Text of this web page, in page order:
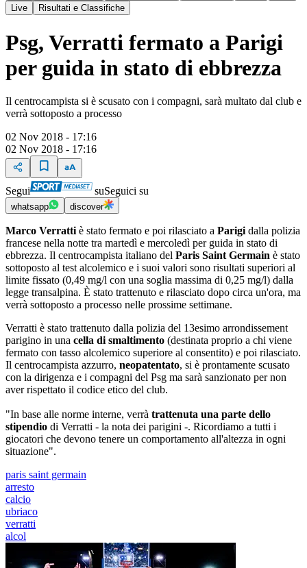
Live
Risultati e Classifiche
Psg, Verratti fermato a Parigi
per guida in stato di ebbrezza
Il centrocampista si è scusato con i compagni, sarà multato dal club e
verrà sottoposto a processo
02 Nov 2018 - 17:16
02 Nov 2018 - 17:16
Segui suSeguici su
whatsapp discover
Marco Verratti è stato fermato e poi rilasciato a Parigi dalla polizia
francese nella notte tra martedì e mercoledì per guida in stato di
ebbrezza. Il centrocampista italiano del Paris Saint Germain è stato
sottoposto al test alcolemico e i suoi valori sono risultati superiori al
limite fissato (0,49 mg/l con una soglia massima di 0,25 mg/l) dalla
legge transalpina. È stato trattenuto e rilasciato dopo circa un'ora, ma
verrà sottoposto a processo nelle prossime settimane.
Verratti è stato trattenuto dalla polizia del 13esimo arrondissement
parigino in una cella di smaltimento (destinata proprio a chi viene
fermato con tasso alcolemico superiore al consentito) e poi rilasciato.
Il centrocampista azzurro, neopatentato, si è prontamente scusato
con la dirigenza e i compagni del Psg ma sarà sanzionato per non
aver rispettato il codice etico del club.
"In base alle norme interne, verrà trattenuta una parte dello
stipendio di Verratti - la nota dei parigini -. Ricordiamo a tutti i
giocatori che devono tenere un comportamento all'altezza in ogni
situazione".
paris saint germain
arresto
calcio
ubriaco
verratti
alcol